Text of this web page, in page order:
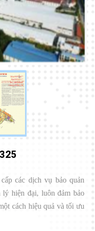
các dịch vụ bảo quản
lý hiện đại, luôn đảm bảo
cách hiệu quả và tối ưu